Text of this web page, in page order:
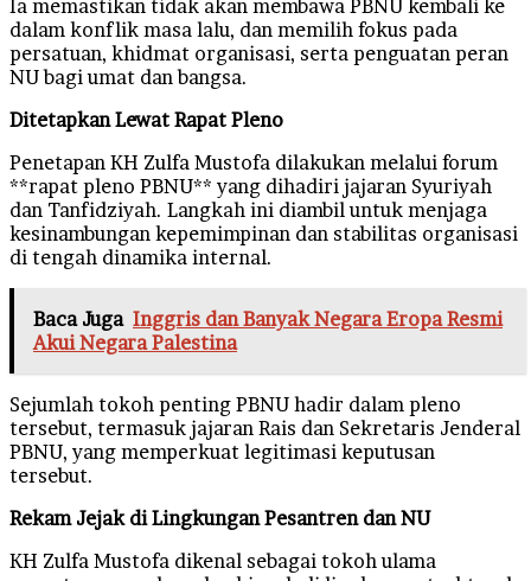
Ia memastikan tidak akan membawa PBNU kembali ke
dalam konflik masa lalu, dan memilih fokus pada
persatuan, khidmat organisasi, serta penguatan peran
NU bagi umat dan bangsa.
Ditetapkan Lewat Rapat Pleno
Penetapan KH Zulfa Mustofa dilakukan melalui forum
**rapat pleno PBNU** yang dihadiri jajaran Syuriyah
dan Tanfidziyah. Langkah ini diambil untuk menjaga
kesinambungan kepemimpinan dan stabilitas organisasi
di tengah dinamika internal.
Baca Juga Inggris dan Banyak Negara Eropa Resmi
Akui Negara Palestina
Sejumlah tokoh penting PBNU hadir dalam pleno
tersebut, termasuk jajaran Rais dan Sekretaris Jenderal
PBNU, yang memperkuat legitimasi keputusan
tersebut.
Rekam Jejak di Lingkungan Pesantren dan NU
KH Zulfa Mustofa dikenal sebagai tokoh ulama